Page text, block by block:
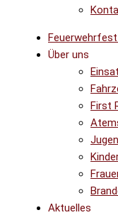
Über uns
First
Aktuelles